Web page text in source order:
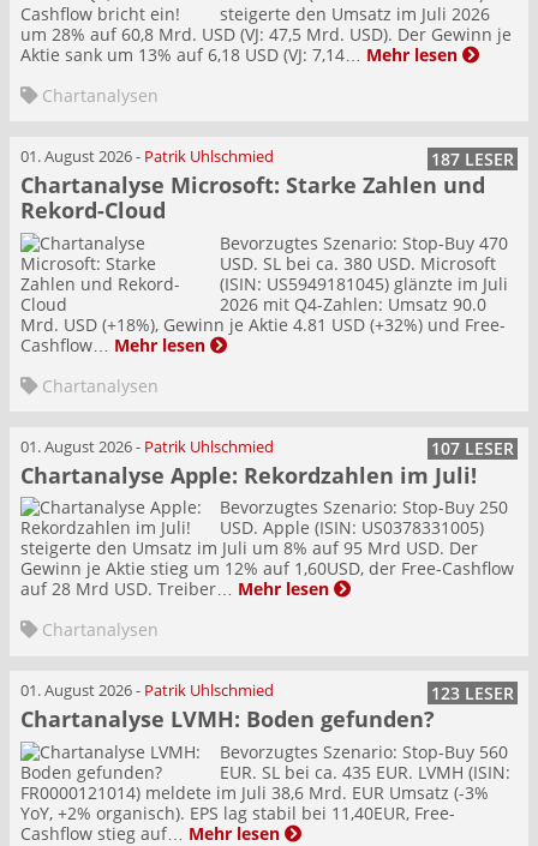
steigerte den Umsatz im Juli 2026
um 28% auf 60,8 Mrd. USD (VJ: 47,5 Mrd. USD). Der Gewinn je
Aktie sank um 13% auf 6,18 USD (VJ: 7,14… Mehr lesen
Chartanalysen
01. August 2026- Patrik Uhlschmied 187 LESER
Chartanalyse Microsoft: Starke Zahlen und
Rekord-Cloud
Bevorzugtes Szenario: Stop-Buy 470
USD. SL bei ca. 380 USD. Microsoft
(ISIN: US5949181045) glänzte im Juli
2026 mit Q4-Zahlen: Umsatz 90.0
Mrd. USD (+18%), Gewinn je Aktie 4.81 USD (+32%) und Free-
Cashflow… Mehr lesen
Chartanalysen
01. August 2026- Patrik Uhlschmied 107 LESER
Chartanalyse Apple: Rekordzahlen im Juli!
Bevorzugtes Szenario: Stop-Buy 250
USD. Apple (ISIN: US0378331005)
steigerte den Umsatz im Juli um 8% auf 95 Mrd USD. Der
Gewinn je Aktie stieg um 12% auf 1,60USD, der Free-Cashflow
auf 28 Mrd USD. Treiber… Mehr lesen
Chartanalysen
01. August 2026- Patrik Uhlschmied 123 LESER
Chartanalyse LVMH: Boden gefunden?
Bevorzugtes Szenario: Stop-Buy 560
EUR. SL bei ca. 435 EUR. LVMH (ISIN:
FR0000121014) meldete im Juli 38,6 Mrd. EUR Umsatz (-3%
YoY, +2% organisch). EPS lag stabil bei 11,40EUR, Free-
Cashflow stieg auf… Mehr lesen